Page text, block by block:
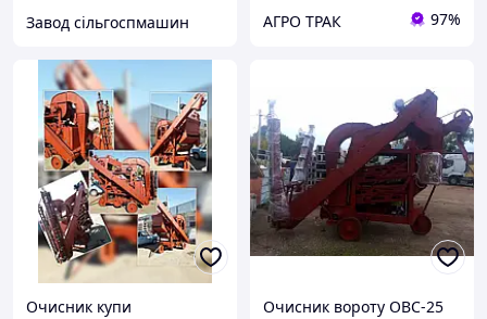
Завод сільгоспмашин АГРО ТРАК 97%
Очисник купи
Очисник вороту ОВС-25